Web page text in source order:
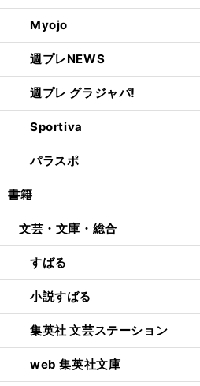
Myojo
週プレNEWS
週プレ グラジャパ!
Sportiva
パラスポ
書籍
文芸・文庫・総合
すばる
小説すばる
集英社 文芸ステーション
web 集英社文庫